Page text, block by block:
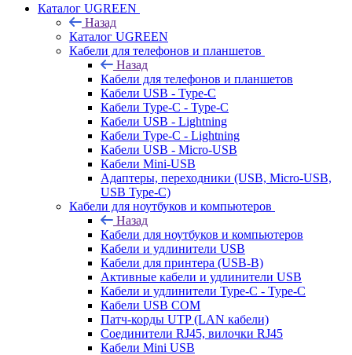
Каталог UGREEN
Назад
Каталог UGREEN
Кабели для телефонов и планшетов
Назад
Кабели для телефонов и планшетов
Кабели USB - Type-C
Кабели Type-C - Type-C
Кабели USB - Lightning
Кабели Type-C - Lightning
Кабели USB - Micro-USB
Кабели Mini-USB
Адаптеры, переходники (USB, Micro-USB,
USB Type-C)
Кабели для ноутбуков и компьютеров
Назад
Кабели для ноутбуков и компьютеров
Кабели и удлинители USB
Кабели для принтера (USB-B)
Активные кабели и удлинители USB
Кабели и удлинители Type-C - Type-C
Кабели USB COM
Патч-корды UTP (LAN кабели)
Соединители RJ45, вилочки RJ45
Кабели Mini USB